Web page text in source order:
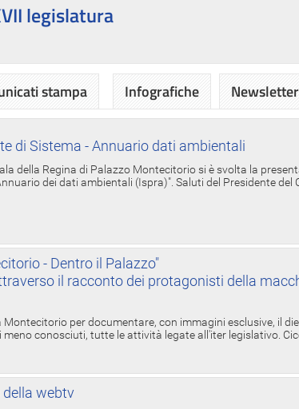
legislatura
di Sistema - Annuario dati ambientali
della Regina di Palazzo Montecitorio si è svolta la
dei dati ambientali (Ispra)". Saluti del Presidente del
- Dentro il Palazzo"
il racconto dei protagonisti della
per documentare, con immagini esclusive, il
meno conosciuti, tutte le attività legate all'iter legislativo.
webtv
stampa Infografiche Newsletter